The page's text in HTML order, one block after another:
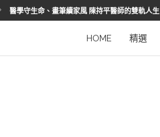
醫學守生命、畫筆續家風 陳持平醫師的雙軌人生
2025優秀護理人員表揚 看見疫後醫護堅韌
從臨床到國際舞台 江秉穎醫師的睡眠醫學之路
陳曾基院長：從紅榜少年到偏鄉醫院守望者
臺灣腦健康協會學術研討會 腦疾權威重磅登場
HOME 精選